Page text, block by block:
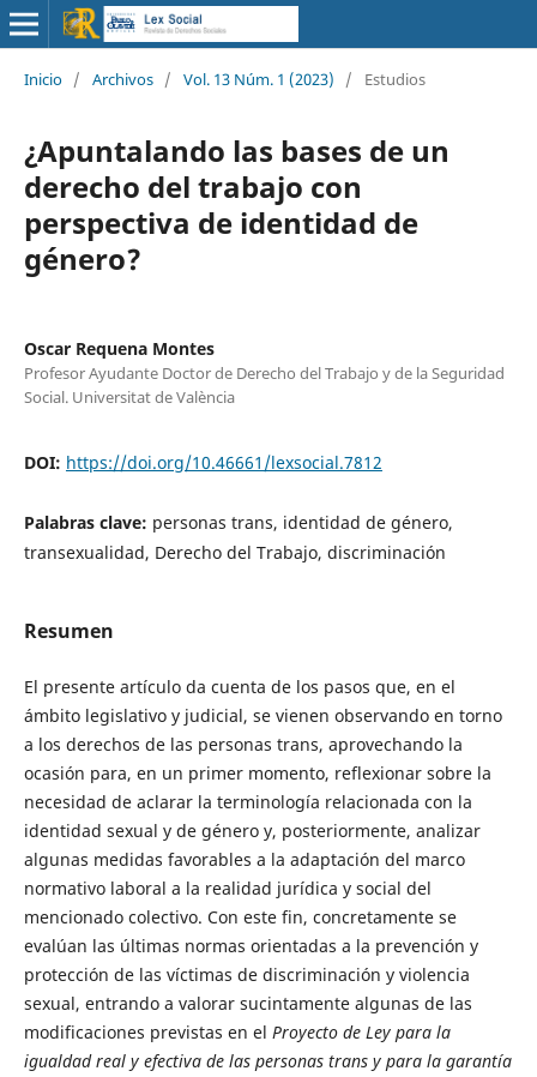
Inicio / Archivos / Vol. 13 Núm. 1 (2023) / Estudios
¿Apuntalando las bases de un
derecho del trabajo con
perspectiva de identidad de
género?
Oscar Requena Montes
Profesor Ayudante Doctor de Derecho del Trabajo y de la Seguridad
Social. Universitat de València
DOI: https://doi.org/10.46661/lexsocial.7812
Palabras clave: personas trans, identidad de género,
transexualidad, Derecho del Trabajo, discriminación
Resumen
El presente artículo da cuenta de los pasos que, en el
ámbito legislativo y judicial, se vienen observando en torno
a los derechos de las personas trans, aprovechando la
ocasión para, en un primer momento, reflexionar sobre la
necesidad de aclarar la terminología relacionada con la
identidad sexual y de género y, posteriormente, analizar
algunas medidas favorables a la adaptación del marco
normativo laboral a la realidad jurídica y social del
mencionado colectivo. Con este fin, concretamente se
evalúan las últimas normas orientadas a la prevención y
protección de las víctimas de discriminación y violencia
sexual, entrando a valorar sucintamente algunas de las
modificaciones previstas en el Proyecto de Ley para la
igualdad real y efectiva de las personas trans y para la garantía